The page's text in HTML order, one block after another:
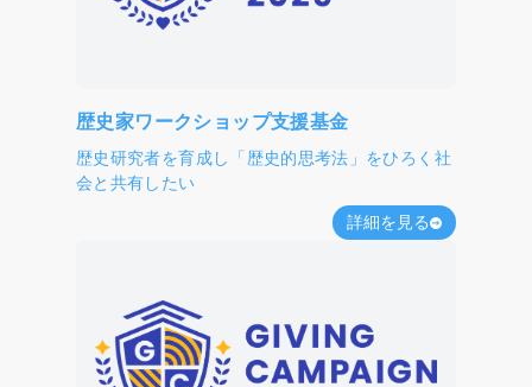
歴史家ワークショップ支援基金
歴史研究者を育成し「歴史的思考法」をひろく社
会と共有したい
詳細を見る